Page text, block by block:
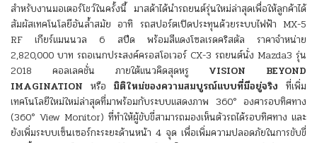
สำหรับงานมอเตอร์โชว์ในครั้งนี้ มาสด้าได้นำรถยนต์รุ่นใหม่ล่าสุดเพื่อให้ลูกค้าได้
สัมผัสเทคโนโลยีอันล้ำสมัย อาทิ รถสปอร์ตเปิดประทุนด้วยระบบไฟฟ้า MX-5
RF เกียร์แมนนวล 6 สปีด พร้อมสีแดงโซลเรดคริสตัล ราคาจำหน่าย
2,820,000 บาท รถอเนกประสงค์ครอสโอเวอร์ CX-3 รถยนต์นั่ง Mazda3 รุ่น
2018 คอลเลคชั่น ภายใต้แนวคิดสุดหรู VISION BEYOND
IMAGINATION หรือ มิติใหม่ของความสมบูรณ์แบบที่มีอยู่จริงที่เพิ่ม
เทคโนโลยีใหม่ใหม่ล่าสุดที่มาพร้อมกับระบบแสดงภาพ 360° องศารอบทิศทาง
(360° View Monitor) ที่ทำให้ผู้ขับขี่สามารถมองเห็นตัวรถได้รอบทิศทาง และ
ยังเพิ่มระบบเซ็นเซอร์กะระยะด้านหน้า 4 จุด เพื่อเพิ่มความปลอดภัยในการขับขี่